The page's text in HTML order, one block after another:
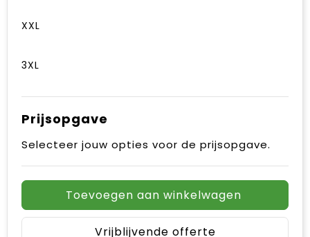
XXL
3XL
Prijsopgave
Selecteer jouw opties voor de prijsopgave.
Toevoegen aan winkelwagen
Vrijblijvende offerte